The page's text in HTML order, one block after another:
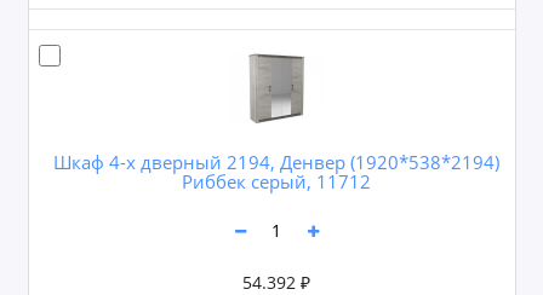
Шкаф 4-х дверный 2194, Денвер (1920*538*2194)
Риббек серый, 11712
54.392 ₽